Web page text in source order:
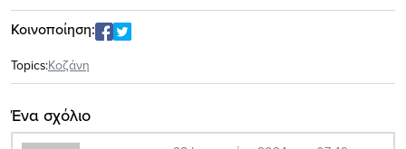
Κοινοποίηση:
Topics:Κοζάνη
Ένα σχόλιο